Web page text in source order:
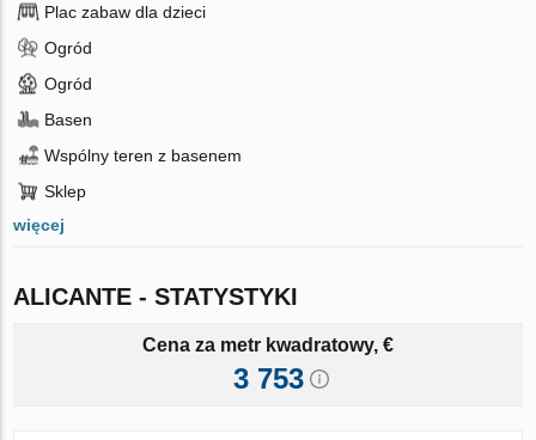
Plac zabaw dla dzieci
Ogród
Ogród
Basen
Wspólny teren z basenem
Sklep
więcej
ALICANTE - STATYSTYKI
Cena za metr kwadratowy, €
3 753